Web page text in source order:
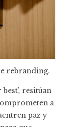
rebranding.
resitúan
a
paz y